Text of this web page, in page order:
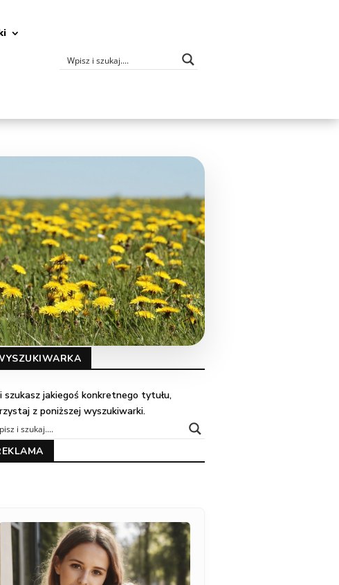
szukasz jakiegoś konkretnego tytułu,
z poniższej wyszukiwarki.